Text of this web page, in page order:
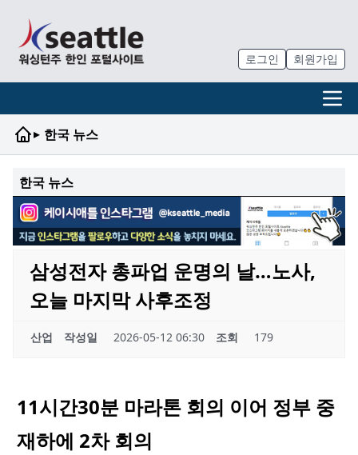
로그인 회원가입
▸ 한국 뉴스
한국 뉴스
삼성전자 총파업 운명의 날…노사,
오늘 마지막 사후조정
산업 작성일 2026-05-12 06:30 조회 179
11시간30분 마라톤 회의 이어 정부 중
재하에 2차 회의